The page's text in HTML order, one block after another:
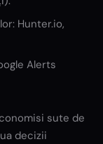
Hunter.io,
Alerts
sute de
decizii